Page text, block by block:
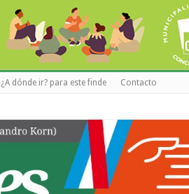
dónde ir? para este finde Contacto